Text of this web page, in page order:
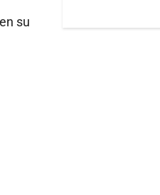
su